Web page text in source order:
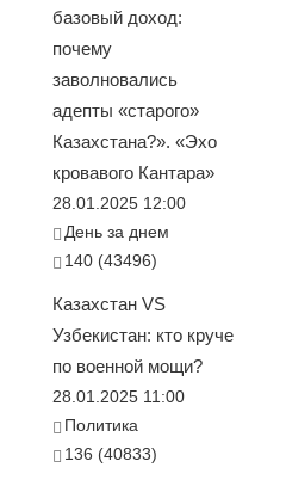
базовый доход:
почему
заволновались
адепты «старого»
Казахстана?». «Эхо
кровавого Кантара»
28.01.2025 12:00
День за днем
140 (43496)
Казахстан VS
Узбекистан: кто круче
по военной мощи?
28.01.2025 11:00
Политика
136 (40833)